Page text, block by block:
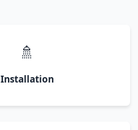
🚿
Installation